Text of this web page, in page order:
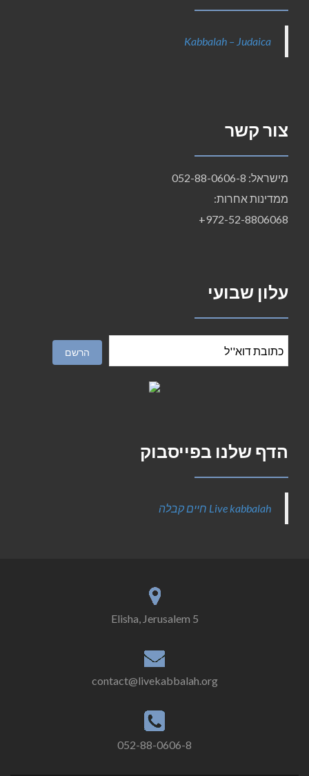
Kabbalah – Judaica
צור קשר
מישראל: 052-88-0606-8
ממדינות אחרות:
972-52-8806068+
עלון שבועי
הדף שלנו בפייסבוק
‎Live kabbalah חיים קבלה‎
5 Elisha, Jerusalem
contact@livekabbalah.org
052-88-0606-8